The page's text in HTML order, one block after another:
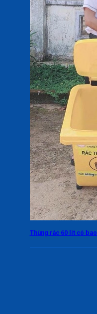
Thùng rác 60 lít có